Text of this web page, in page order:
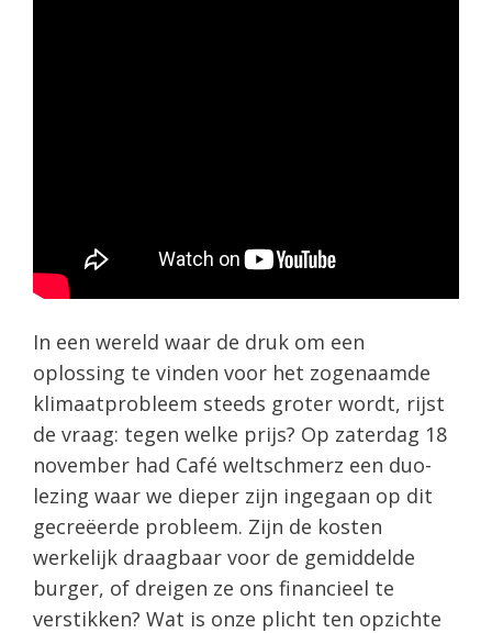
In een wereld waar de druk om een
oplossing te vinden voor het zogenaamde
klimaatprobleem steeds groter wordt, rijst
de vraag: tegen welke prijs? Op zaterdag 18
november had Café weltschmerz een duo-
lezing waar we dieper zijn ingegaan op dit
gecreëerde probleem. Zijn de kosten
werkelijk draagbaar voor de gemiddelde
burger, of dreigen ze ons financieel te
verstikken? Wat is onze plicht ten opzichte